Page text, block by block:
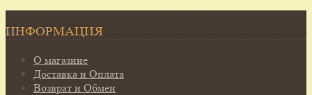
ИНФОРМАЦИЯ
О магазине
Доставка и Оплата
Возврат и Обмен